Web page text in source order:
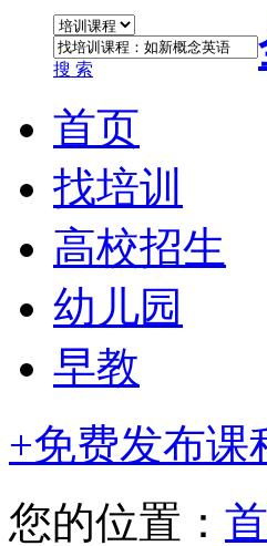
搜 索
首页
找培训
高校招生
幼儿园
早教
+免费发布课
您的位置：